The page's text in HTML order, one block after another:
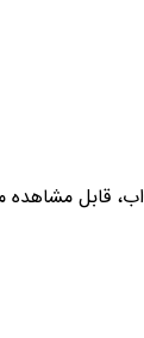
قابل